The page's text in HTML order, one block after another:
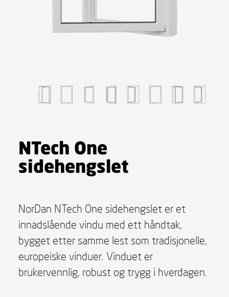
NTech One
sidehengslet
NorDan NTech One sidehengslet er et
innadslående vindu med ett håndtak,
bygget etter samme lest som tradisjonelle,
europeiske vinduer. Vinduet er
brukervennlig, robust og trygg i hverdagen.